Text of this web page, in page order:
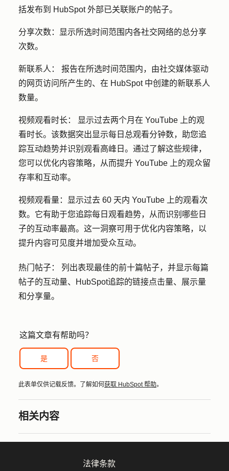
括发布到 HubSpot 外部已关联账户的帖子。
分享次数：
显示所选时间范围内各社交网络的总分享
次数。
新联系人： 报告在所选时间范围内，由社交媒体驱动
的网页访问所产生的、在 HubSpot 中创建的新联系人
数量。
视频观看时长：
显示过去两个月在 YouTube 上的观
看时长。该数据突出显示每日总观看分钟数，助您追
踪互动趋势并识别观看高峰日。通过了解这些规律，
您可以优化内容策略，从而提升 YouTube 上的观众留
存率和互动率。
视频观看量：
显示过去 60 天内 YouTube 上的观看次
数。它有助于您追踪每日观看趋势，从而识别哪些日
子的互动率最高。这一洞察可用于优化内容策略，以
提升内容可见度并增加受众互动。
热门帖子：
列出表现最佳的前十篇帖子，并显示每篇
帖子的互动量、HubSpot追踪的链接点击量、展示量
和分享量。
这篇文章有帮助吗？
是 否
此表单仅供记载反馈。了解如何 获取 HubSpot 帮助。
相关内容
法律条款